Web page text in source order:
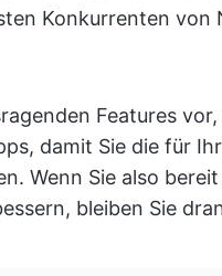
Konkurrenten
Features
damit Sie die für
Wenn Sie also
bleiben Sie